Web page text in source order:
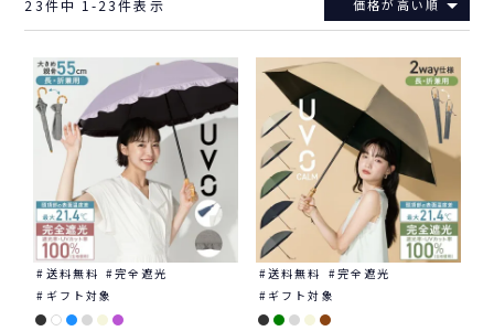
価格が高い順
23件中 1-23件表示
送料無料
完全遮光
ギフト対象
送料無料
完全遮光
ギフト対象